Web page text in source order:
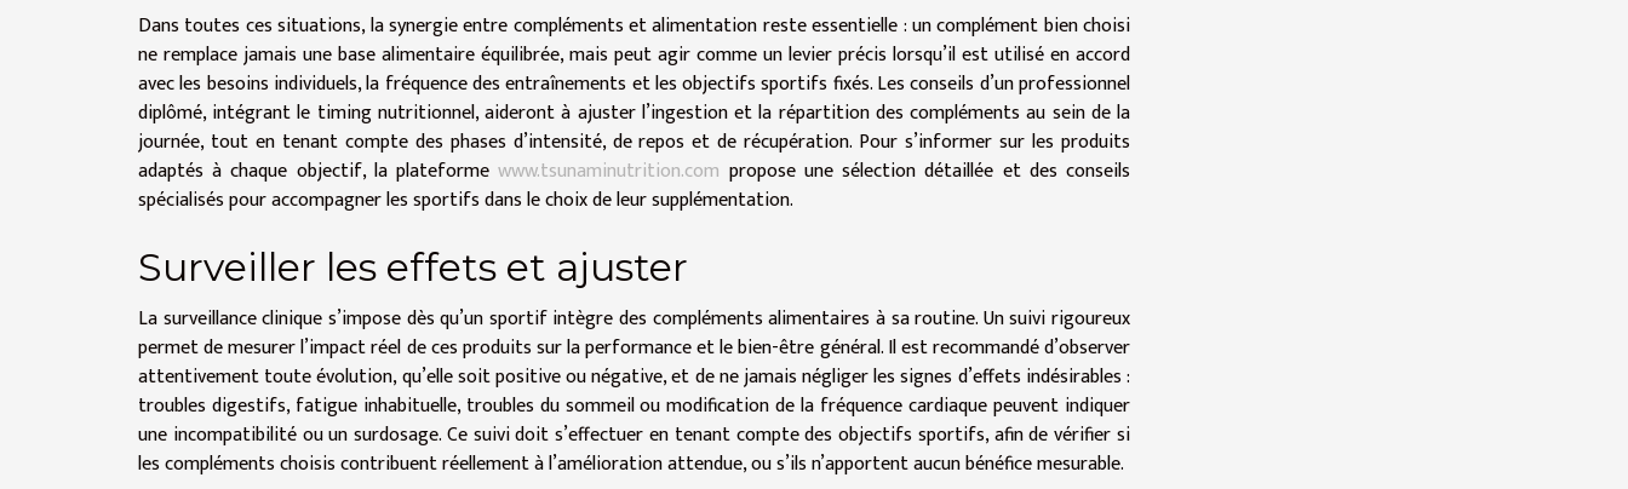
Dans toutes ces situations, la synergie entre compléments et alimentation reste essentielle : un complément bien choisi
ne remplace jamais une base alimentaire équilibrée, mais peut agir comme un levier précis lorsqu’il est utilisé en accord
avec les besoins individuels, la fréquence des entraînements et les objectifs sportifs fixés. Les conseils d’un professionnel
diplômé, intégrant le timing nutritionnel, aideront à ajuster l’ingestion et la répartition des compléments au sein de la
journée, tout en tenant compte des phases d’intensité, de repos et de récupération. Pour s’informer sur les produits
adaptés à chaque objectif, la plateformewww.tsunaminutrition.com propose une sélection détaillée et des conseils
spécialisés pour accompagner les sportifs dans le choix de leur supplémentation.
Surveiller les effets et ajuster
La surveillance clinique s’impose dès qu’un sportif intègre des compléments alimentaires à sa routine. Un suivi rigoureux
permet de mesurer l’impact réel de ces produits sur la performance et le bien-être général. Il est recommandé d’observer
attentivement toute évolution, qu’elle soit positive ou négative, et de ne jamais négliger les signes d’effets indésirables :
troubles digestifs, fatigue inhabituelle, troubles du sommeil ou modification de la fréquence cardiaque peuvent indiquer
une incompatibilité ou un surdosage. Ce suivi doit s’effectuer en tenant compte des objectifs sportifs, afin de vérifier si
les compléments choisis contribuent réellement à l’amélioration attendue, ou s’ils n’apportent aucun bénéfice mesurable.